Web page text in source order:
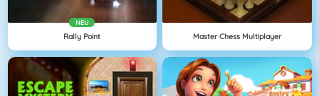
NEU
Rally Point Master Chess Multiplayer